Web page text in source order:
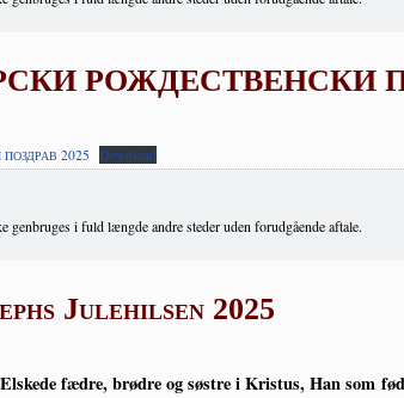
РОЖДЕСТВЕНСКИ
ПОЗДРАВ 2025 Down­lo­ad
genbruges i fuld længde andre steder uden forudgående aftale.
Julehilsen 2025
Elske­de fædre, brød­re og søstre i Kristus, Han som